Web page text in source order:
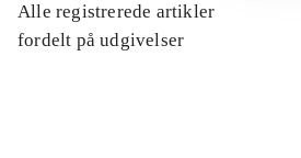
Alle registrerede artikler
fordelt på udgivelser